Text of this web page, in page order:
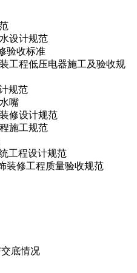
设计规范
验收标准
工程低压电器施工及验收规
规范
嘴
修设计规范
施工规范
工程设计规范
装修工程质量验收规范
底情况